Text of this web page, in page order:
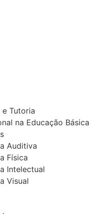
e Tutoria
na Educação Básica
Auditiva
Física
Intelectual
Visual